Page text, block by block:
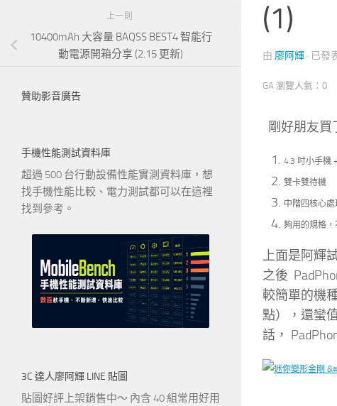
(1)
由 廖阿輝 · 已發
GA 瀏覽人氣：0
剛好朋友買
4.3 吋小手機
雙卡雙待機
中階四核心處
夠用的規格
上面是阿輝
之後
較簡單的機
點），還蠻
話，
上一則
10400mAh 大容量 BAQSS BEST4 智能行
動電源開箱分享 (2.15 更新)
贊助影音廣告
手機性能測試資料庫
超過 500 台行動設備性能實測資料庫，想
找手機性能比較、電力測試都可以在這裡
找到參考。
3C 達人廖阿輝 LINE 貼圖
貼圖好評上架銷售中～ 內含 40 組常用好用